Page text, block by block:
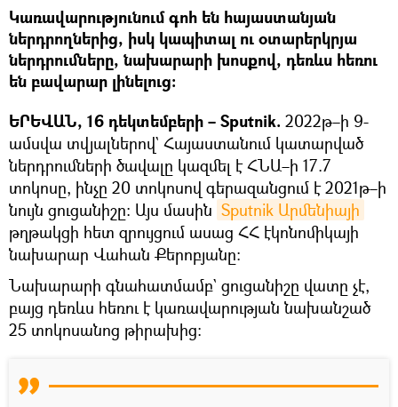
Կառավարությունում գոհ են հայաստանյան
ներդրողներից, իսկ կապիտալ ու օտարերկրյա
ներդրումները, նախարարի խոսքով, դեռևս հեռու
են բավարար լինելուց։
ԵՐԵՎԱՆ, 16 դեկտեմբերի – Sputnik. 2022թ–ի 9-
ամսվա տվյալներով` Հայաստանում կատարված
ներդրումների ծավալը կազմել է ՀՆԱ–ի 17.7
տոկոսը, ինչը 20 տոկոսով գերազանցում է 2021թ–ի
նույն ցուցանիշը։ Այս մասին Sputnik Արմենիայի
թղթակցի հետ զրույցում ասաց ՀՀ էկոնոմիկայի
նախարար Վահան Քերոբյանը։
Նախարարի գնահատմամբ` ցուցանիշը վատը չէ,
բայց դեռևս հեռու է կառավարության նախանշած
25 տոկոսանոց թիրախից։